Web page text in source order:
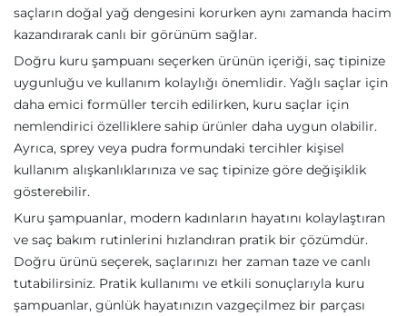
saçların doğal yağ dengesini korurken aynı zamanda hacim
kazandırarak canlı bir görünüm sağlar.
Doğru kuru şampuanı seçerken ürünün içeriği, saç tipinize
uygunluğu ve kullanım kolaylığı önemlidir. Yağlı saçlar için
daha emici formüller tercih edilirken, kuru saçlar için
nemlendirici özelliklere sahip ürünler daha uygun olabilir.
Ayrıca, sprey veya pudra formundaki tercihler kişisel
kullanım alışkanlıklarınıza ve saç tipinize göre değişiklik
gösterebilir.
Kuru şampuanlar, modern kadınların hayatını kolaylaştıran
ve saç bakım rutinlerini hızlandıran pratik bir çözümdür.
Doğru ürünü seçerek, saçlarınızı her zaman taze ve canlı
tutabilirsiniz. Pratik kullanımı ve etkili sonuçlarıyla kuru
şampuanlar, günlük hayatınızın vazgeçilmez bir parçası